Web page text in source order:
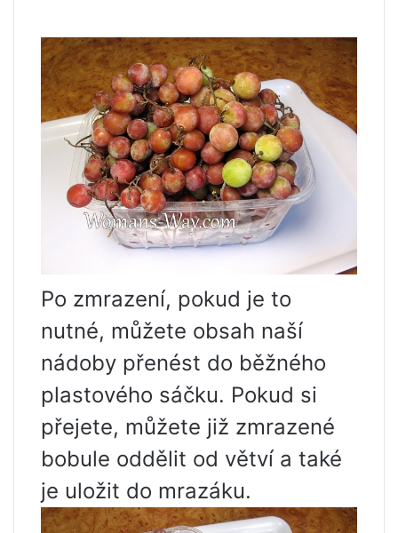
Po zmrazení, pokud je to
nutné, můžete obsah naší
nádoby přenést do běžného
plastového sáčku. Pokud si
přejete, můžete již zmrazené
bobule oddělit od větví a také
je uložit do mrazáku.